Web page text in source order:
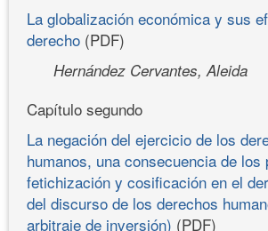
La globalización económica y sus
derecho (PDF)
Hernández Cervantes, Aleida
Capítulo segundo
La negación del ejercicio de los
humanos, una consecuencia de los
fetichización y cosificación en el
del discurso de los derechos
arbitraje de inversión) (PDF)